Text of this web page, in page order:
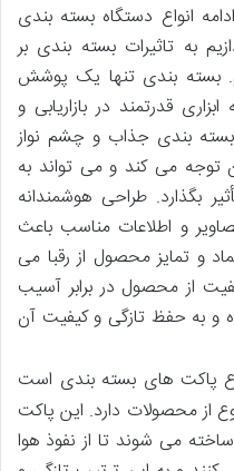
انواع دستگاه بسته بندی
به تاثیرات بسته بندی بر
بسته بندی تنها یک پوشش
قدرتمند در بازاریابی و
بندی جذاب و چشم نواز
می کند و می تواند به
بگذارد. طراحی هوشمندانه
و اطلاعات مناسب باعث
و تمایز محصول از رقبا می
از محصول در برابر آسیب
و به حفظ تازگی و کیفیت آن
پاکت های بسته بندی است
از محصولات دارد. این پاکت
می شوند تا از نفوذ هوا